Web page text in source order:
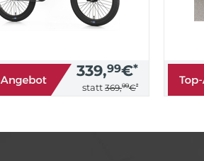
339,99€*
statt 369,99€*